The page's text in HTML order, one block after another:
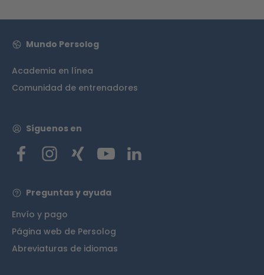
Mundo Persolog
Academia en línea
Comunidad de entrenadores
Síguenos en
Preguntas y ayuda
Envío y pago
Página web de Persolog
Abreviaturas de idiomas